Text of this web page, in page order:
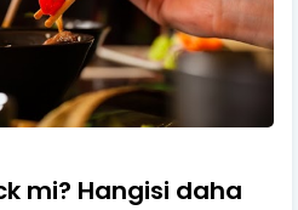
mi? Hangisi daha